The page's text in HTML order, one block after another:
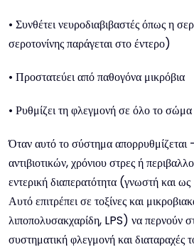
• Συνθέτει νευροδιαβιβαστές όπως η
σεροτονίνης παράγεται στο έντερο)
• Προστατεύει από παθογόνα μικρόβια
• Ρυθμίζει τη φλεγμονή σε όλο το σώμα
Όταν αυτό το σύστημα
αντιβιοτικών, χρόνιου στρες ή
εντερική διαπερατότητα (γνωστή και
Αυτό επιτρέπει σε τοξίνες και
λιποπολυσακχαρίδη, LPS) να περνούν
συστηματική φλεγμονή και διαταραχές